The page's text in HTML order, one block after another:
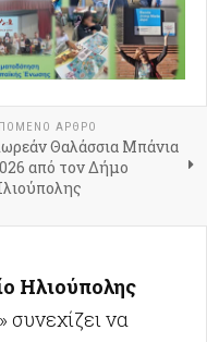
ΑΡΘΡΟ
Θαλάσσια Μπάνια
από τον Δήμο
Ηλιούπολης
να